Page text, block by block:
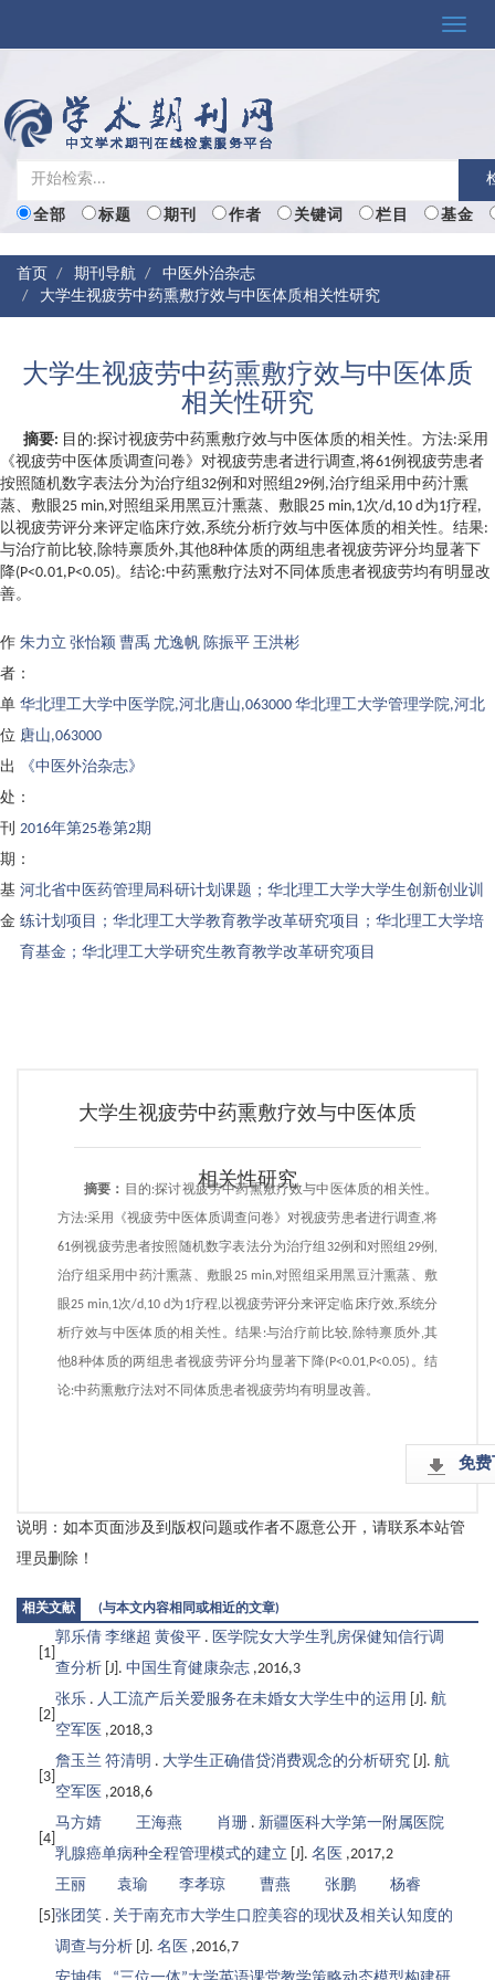
Toggle
全部 标题 期刊 作者 关键词 栏目 基金
首页 期刊导航
中医外治杂志
大学生视疲劳中药熏敷疗效与中医体质相关性研究
大学生视疲劳中药熏敷疗效与中医体质
相关性研究
摘要: 目的:探讨视疲劳中药熏敷疗效与中医体质的相关性。方法:采用
《视疲劳中医体质调查问卷》对视疲劳患者进行调查,将61例视疲劳患者
按照随机数字表法分为治疗组32例和对照组29例,治疗组采用中药汁熏
蒸、敷眼25 min,对照组采用黑豆汁熏蒸、敷眼25 min,1次/d,10 d为1疗程,
以视疲劳评分来评定临床疗效,系统分析疗效与中医体质的相关性。结果:
与治疗前比较,除特禀质外,其他8种体质的两组患者视疲劳评分均显著下
降(P<0.01,P<0.05)。结论:中药熏敷疗法对不同体质患者视疲劳均有明显改
善。
作
者：
朱力立 张怡颖 曹禹 尤逸帆 陈振平 王洪彬
单
位：
华北理工大学中医学院,河北唐山,063000 华北理工大学管理学院,河北
唐山,063000
出
处：
《中医外治杂志》
刊
期：
2016年第25卷第2期
基
金：
河北省中医药管理局科研计划课题；华北理工大学大学生创新创业训
练计划项目；华北理工大学教育教学改革研究项目；华北理工大学培
育基金；华北理工大学研究生教育教学改革研究项目
大学生视疲劳中药熏敷疗效与中医体质
相关性研究
摘要： 目的:探讨视疲劳中药熏敷疗效与中医体质的相关性。
方法:采用《视疲劳中医体质调查问卷》对视疲劳患者进行调查,将
61例视疲劳患者按照随机数字表法分为治疗组32例和对照组29例,
治疗组采用中药汁熏蒸、敷眼25 min,对照组采用黑豆汁熏蒸、敷
眼25 min,1次/d,10 d为1疗程,以视疲劳评分来评定临床疗效,系统分
析疗效与中医体质的相关性。结果:与治疗前比较,除特禀质外,其
他8种体质的两组患者视疲劳评分均显著下降(P<0.01,P<0.05)。结
论:中药熏敷疗法对不同体质患者视疲劳均有明显改善。
免费
说明：如本页面涉及到版权问题或作者不愿意公开，请联系本站管
理员删除！
相关文献 (与本文内容相同或相近的文章)
[1]
郭乐倩 李继超 黄俊平 . 医学院女大学生乳房保健知信行调
查分析 [J]. 中国生育健康杂志 ,2016,3
[2]
张乐 . 人工流产后关爱服务在未婚女大学生中的运用 [J]. 航
空军医 ,2018,3
[3]
詹玉兰 符清明 . 大学生正确借贷消费观念的分析研究 [J]. 航
空军医 ,2018,6
[4]
马方婧 王海燕 肖珊 . 新疆医科大学第一附属医院
乳腺癌单病种全程管理模式的建立 [J]. 名医 ,2017,2
[5]
王丽 袁瑜 李孝琼 曹燕 张鹏 杨睿
张团笑 . 关于南充市大学生口腔美容的现状及相关认知度的
调查与分析 [J]. 名医 ,2016,7